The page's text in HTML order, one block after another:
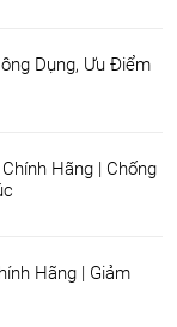
Dụng, Ưu Điểm
Hãng | Chống
Hãng | Giảm